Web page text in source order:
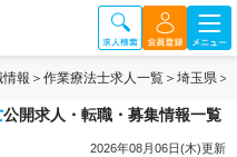
報 作業療法士求人一覧 埼玉県
公開求人・転職・募集情報一覧
2026年08月06日(木)更新